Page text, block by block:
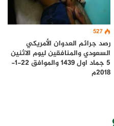
527
رصد جرائم العدوان الأمريكي
السعودي والمنافقين ليوم الاثنين
5 جماد اول 1439 والموافق 22-1-
2018م